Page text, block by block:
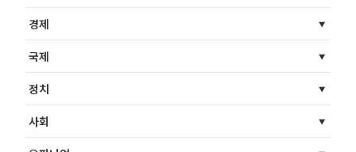
경제
국제
정치
사회